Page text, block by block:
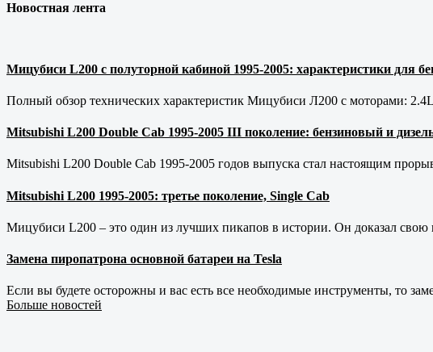
Новостная лента
Мицубиси L200 с полуторной кабиной 1995-2005: характеристики для
Полный обзор технических характеристик Мицубиси Л200 с моторами:
Mitsubishi L200 Double Cab 1995-2005 III поколение: бензиновый и
Mitsubishi L200 Double Cab 1995-2005 годов выпуска стал настоящим
Mitsubishi L200 1995-2005: третье поколение, Single Cab
Мицубиси L200 – это один из лучших пикапов в истории. Он доказал свою
Замена пиропатрона основной батареи на Tesla
Если вы будете осторожны и вас есть все необходимые инструменты, то
Больше новостей